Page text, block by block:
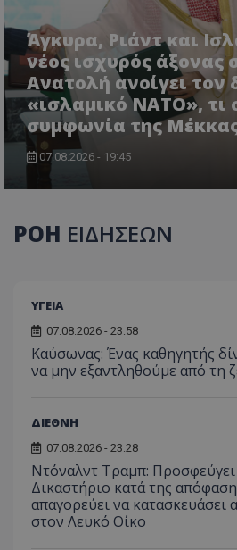
Άγκυρα, Ριάντ και
νέος ισχυρός άξονας
Ανατολή ανοίγει τον
«ισλαμικό ΝΑΤΟ», τι
συμφωνία της
07.08.2026 - 19:45
ΡΟΗ ΕΙΔΗΣΕΩΝ
ΥΓΕΙΑ
07.08.2026 - 23:58
Kαύσωνας: Ένας καθηγητής
να μην εξαντληθούμε από τη
ΔΙΕΘΝΗ
07.08.2026 - 23:28
Ντόναλντ Τραμπ:
Δικαστήριο κατά της
απαγορεύει να κατασκευάσει
στον Λευκό Οίκο